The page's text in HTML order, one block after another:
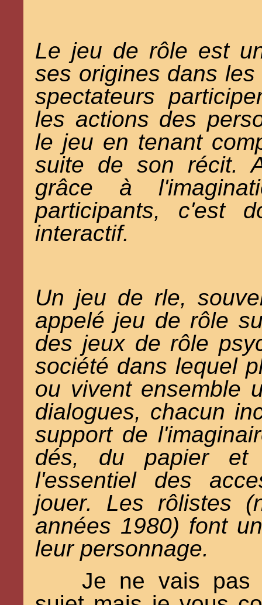
Le jeu de rôle est
ses origines dans
spectateurs
les actions des
le jeu en tenant
suite de son récit.
grâce à
participants, c'est
interactif.
Un jeu de rle,
appelé jeu de rôle
des jeux de rôle
société dans lequel
ou vivent ensemble
dialogues, chacun
support de
dés, du papier et
l'essentiel des
jouer. Les rôlistes
années 1980) font
leur personnage.
Je ne vais pas